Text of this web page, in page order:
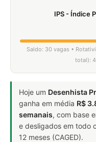
IPS - Índice
Saldo: 30 vagas •
total):
Hoje um Desenhista
ganha em média R$
semanais, com base
e desligados em todo
12 meses (CAGED).